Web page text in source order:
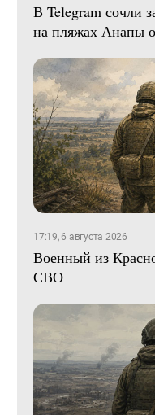
В Telegram сочли
на пляжах Анапы
17:19, 6 августа 2026
Военный из
СВО